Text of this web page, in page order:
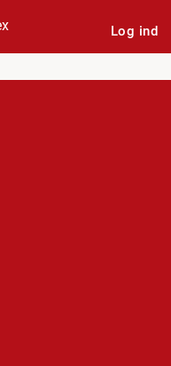
Log ind